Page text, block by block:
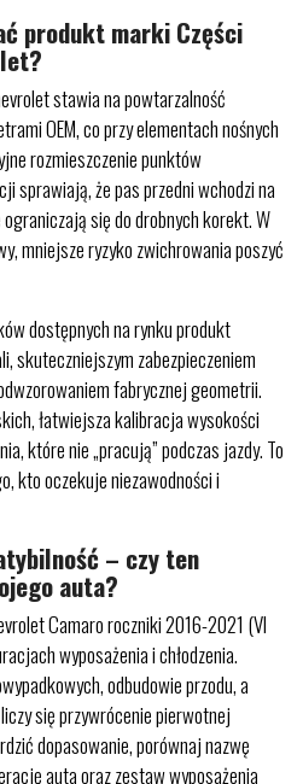
produkt marki Części
stawia na powtarzalność
OEM, co przy elementach nośnych
rozmieszczenie punktów
sprawiają, że pas przedni wchodzi na
się do drobnych korekt. W
mniejsze ryzyko zwichrowania poszyć
dostępnych na rynku produkt
skuteczniejszym zabezpieczeniem
fabrycznej geometrii.
łatwiejsza kalibracja wysokości
które nie „pracują” podczas jazdy. To
kto oczekuje niezawodności i
– czy ten
auta?
Camaro roczniki 2016-2021 (VI
wyposażenia i chłodzenia.
odbudowie przodu, a
się przywrócenie pierwotnej
dopasowanie, porównaj nazwę
auta oraz zestaw wyposażenia